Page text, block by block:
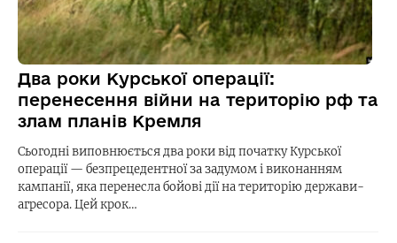
Два роки Курської операції:
перенесення війни на територію рф та
злам планів Кремля
Сьогодні виповнюється два роки від початку Курської
операції — безпрецедентної за задумом і виконанням
кампанії, яка перенесла бойові дії на територію держави-
агресора. Цей крок…